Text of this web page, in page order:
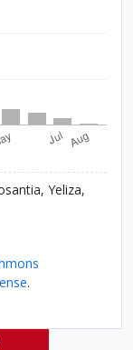
Yeliza,
.